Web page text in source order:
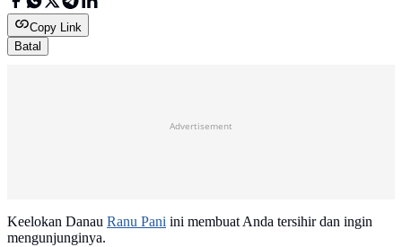
Copy Link
Batal
Advertisement
Keelokan Danau Ranu Pani ini membuat Anda tersihir dan ingin
mengunjunginya.